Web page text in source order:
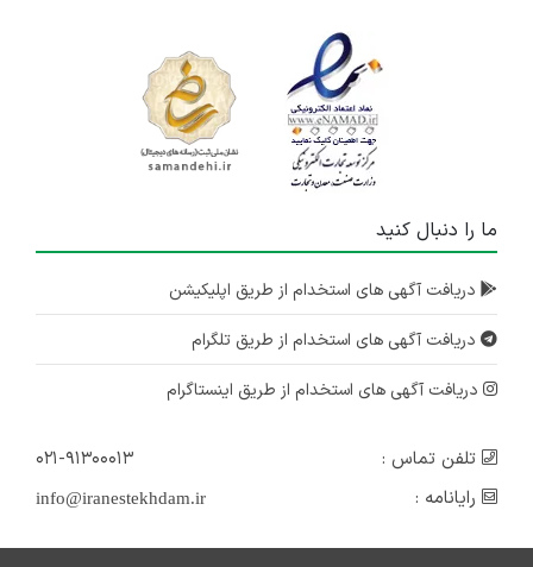
ما را دنبال کنید
دریافت آگهی های استخدام از طریق اپلیکیشن
دریافت آگهی های استخدام از طریق تلگرام
دریافت آگهی های استخدام از طریق اینستاگرام
تلفن تماس :
۰۲۱-۹۱۳۰۰۰۱۳
رایانامه :
info@iranestekhdam.ir